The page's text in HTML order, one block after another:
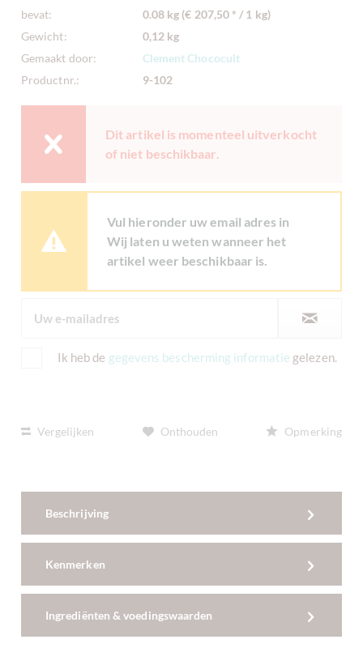
bevat:
0.08 kg (€ 207,50 * / 1 kg)
Gewicht:
0,12 kg
Gemaakt door:
Clement Chococult
Productnr.:
9-102
Dit artikel is momenteel uitverkocht
of niet beschikbaar.
Vul hieronder uw email adres in
Wij laten u weten wanneer het
artikel weer beschikbaar is.
Ik heb de gegevens bescherming informatie gelezen.
Vergelijken Onthouden Opmerking
Beschrijving
Kenmerken
Ingrediënten & voedingswaarden